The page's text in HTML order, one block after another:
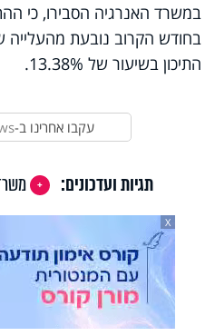
במשרד האנרגיה הסבירו, כי
בחודש הקרוב נובעת מהעלייה
התיכון בשיעור של 13.38%.
עקבו אחרינו ב-
תגיות ועדכונים:
X